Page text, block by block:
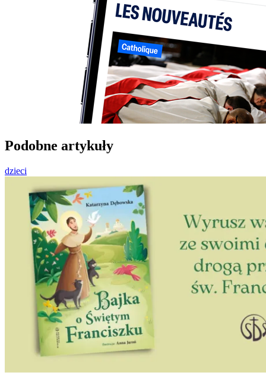
Podobne artykuły
dzieci